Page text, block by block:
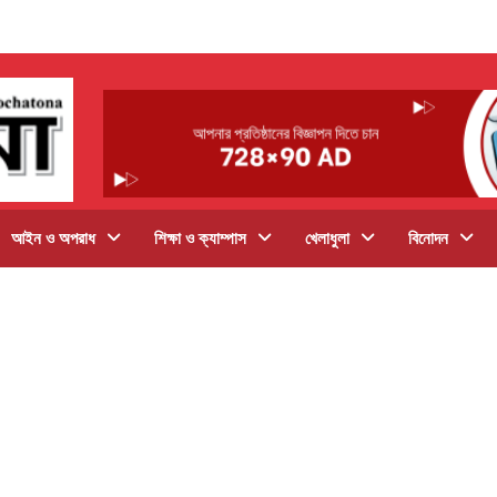
আইন ও অপরাধ শিক্ষা ও ক্যাম্পাস খেলাধুলা বিনোদন